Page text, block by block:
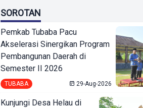
SOROTAN
Pemkab Tubaba Pacu
Akselerasi Sinergikan Program
Pembangunan Daerah di
Semester II 2026
TUBABA 29-Aug-2026
Kunjungi Desa Helau di